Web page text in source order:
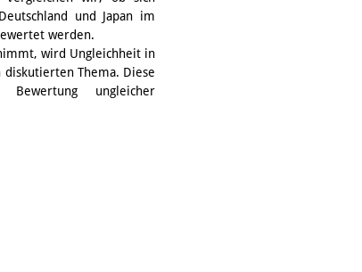
und Japan im
werden.
wird Ungleichheit in
diskutierten Thema. Diese
Bewertung ungleicher